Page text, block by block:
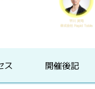
ス 開催後記